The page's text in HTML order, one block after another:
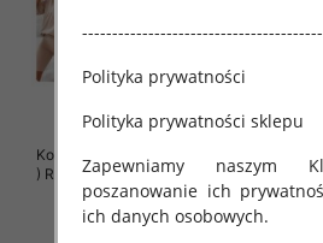
Komplet damskie (Polska produkt
) Roz Standard, Mix Kolor Paczka
5 szt
42.00 zł
)
Polityka prywatności
Polityka prywatności sklepu
Zapewniamy naszym
poszanowanie ich
ich danych osobowych.